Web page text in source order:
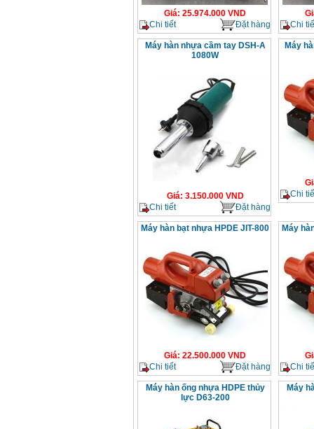
Giá: 25.974.000 VND
Chi tiết
Đặt hàng
Chi
Máy hàn nhựa cầm tay DSH-A
1080W
Giá: 3.150.000VND
Chi tiết
Đặt hàng
Máy
Chi
Máy hàn bạt nhựa HPDE JIT-800
Giá: 22.500.000 VND
Chi tiết
Đặt hàng
Máy
Chi
Máy hàn ống nhựa HDPE thủy
lực D63-200
Máy